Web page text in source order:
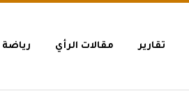
تقارير مقالات الرأي رياضة